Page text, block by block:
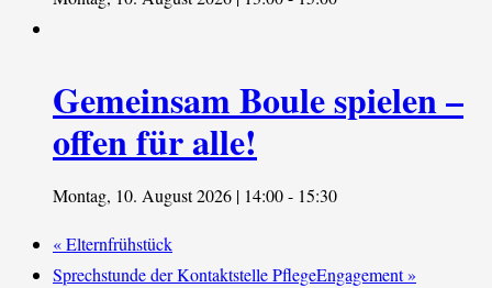
Gemeinsam Boule spielen –
offen für alle!
Montag, 10. August 2026 | 14:00- 15:30
«Elternfrühstück
Sprechstunde der Kontaktstelle PflegeEngagement»